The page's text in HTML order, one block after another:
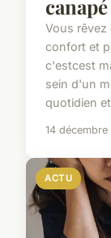
Vous
confort et
c'estcest
sein d'un
quotidien
14
ACTU